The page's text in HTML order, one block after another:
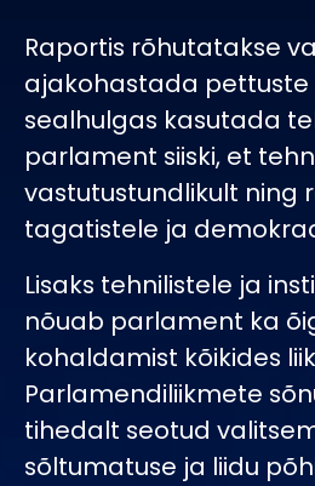
Raportis rõhutatakse
ajakohastada
sealhulgas kasutada
parlament siiski, et
vastutustundlikult ning
tagatistele ja
Lisaks tehnilistele ja
nõuab parlament ka
kohaldamist kõikides
Parlamendiliikmete
tihedalt seotud
sõltumatuse ja liidu